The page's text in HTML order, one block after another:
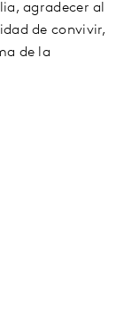
agradecer al
de convivir,
de la